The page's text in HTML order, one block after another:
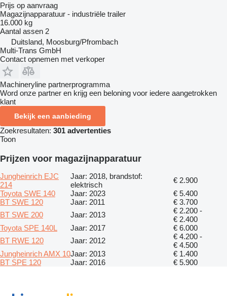
Prijs op aanvraag
Magazijnapparatuur - industriële trailer
16.000 kg
Aantal assen 2
Duitsland, Moosburg/Pfrombach
Multi-Trans GmbH
Contact opnemen met verkoper
Machineryline partnerprogramma
Word onze partner en krijg een beloning voor iedere aangetrokken
klant
Bekijk een aanbieding
Zoekresultaten: 301 advertenties
Toon
Prijzen voor magazijnapparatuur
Jungheinrich EJC
214
Jaar: 2018, brandstof:
elektrisch
€ 2.900
Toyota SWE 140
Jaar: 2023
€ 5.400
BT SWE 120
Jaar: 2011
€ 3.700
BT SWE 200
Jaar: 2013
€ 2.200 -
€ 2.400
Toyota SPE 140L
Jaar: 2017
€ 6.000
BT RWE 120
Jaar: 2012
€ 4.200 -
€ 4.500
Jungheinrich AMX 10Jaar: 2013
€ 1.400
BT SPE 120
Jaar: 2016 € 5.900